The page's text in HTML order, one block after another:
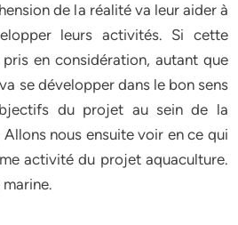
de la réalité va leur aider à
leurs activités. Si cette
en considération, autant que
se développer dans le bon sens
du projet au sein de la
nous ensuite voir en ce qui
activité du projet aquaculture.
marine.